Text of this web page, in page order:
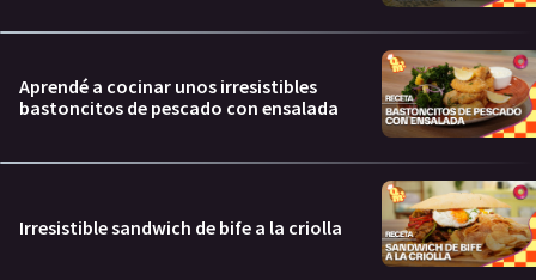
Aprendé a cocinar unos irresistibles
bastoncitos de pescado con ensalada
Irresistible sandwich de bife a la criolla